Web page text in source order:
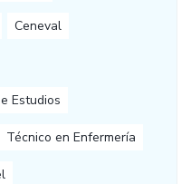
Ceneval
Estudios
Técnico en Enfermería